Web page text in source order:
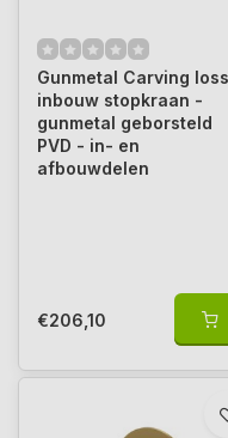
Gunmetal Carving
inbouw stopkraan -
gunmetal geborsteld
PVD - in- en
afbouwdelen
€206,10